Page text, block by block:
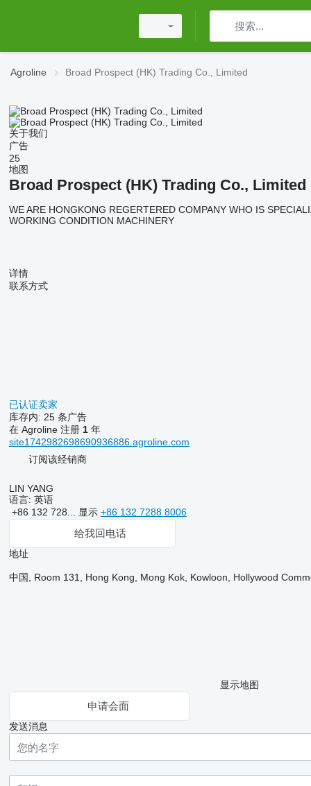
Agroline Broad Prospect (HK) Trading Co., Limited
关于我们
广告
25
地图
Broad Prospect (HK) Trading Co., Limited
WE ARE HONGKONG REGERTERED COMPANY WHO IS
WORKING CONDITION MACHINERY
详情
联系方式
已认证卖家
库存内: 25 条广告
在 Agroline 注册 1年
site1742982698690936886.agroline.com
订阅该经销商
LIN YANG
语言: 英语
+86 132 728... 显示 +86 132 7288 8006
给我回电话
地址
中国, Room 131, Hong Kong, Mong Kok, Kowloon, Hollywood
显示地图
申请会面
发送消息